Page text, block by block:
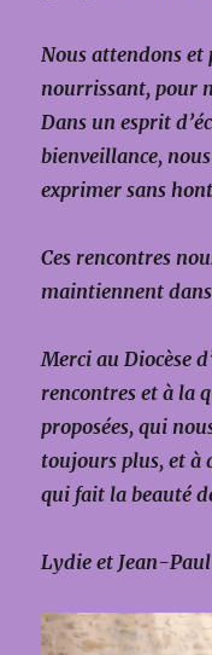
Nous attendons et
nourrissant, pour
Dans un esprit
bienveillance,
exprimer sans
Ces rencontres
maintiennent
Merci au Diocèse
rencontres et à la
proposées, qui
toujours plus, et à
qui fait la beauté
Lydie et Jean-Paul